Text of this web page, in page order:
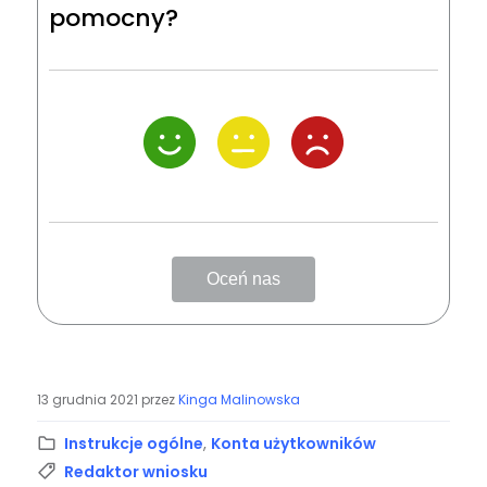
pomocny?
Oceń nas
13 grudnia 2021 przezKinga Malinowska
Kategoria:
Instrukcje ogólne, Konta użytkowników
Tagi:
Redaktor wniosku